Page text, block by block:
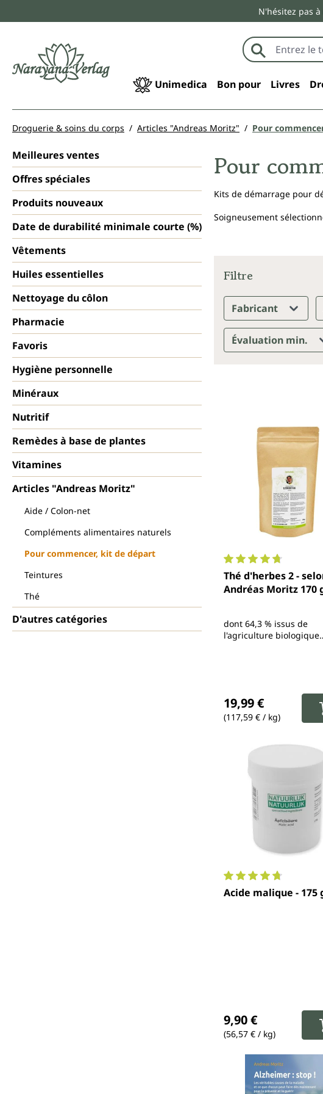
N'hésitez pas
Unimedica Bon pour Livres
Droguerie & soins du corps Articles "Andreas Moritz" Pour
Meilleures ventes
Offres spéciales
Produits nouveaux
Date de durabilité minimale courte (%)
Vêtements
Huiles essentielles
Nettoyage du côlon
Pharmacie
Favoris
Hygiène personnelle
Minéraux
Nutritif
Remèdes à base de plantes
Vitamines
Articles "Andreas Moritz"
Aide / Colon-net
Compléments alimentaires naturels
Pour commencer, kit de départ
Teintures
Thé
D'autres catégories
Pour
Kits de démarrage pour
Soigneusement
Filtre
Fabricant
Évaluation min.
Note moyenne de
Thé d'herbes 2 -
Andréas Moritz
dont 64,3 % issus de
l'agriculture biologique
19,99 €
(117,59 € / kg)
Note moyenne de
Acide malique - 175
9,90 €
(56,57 € / kg)